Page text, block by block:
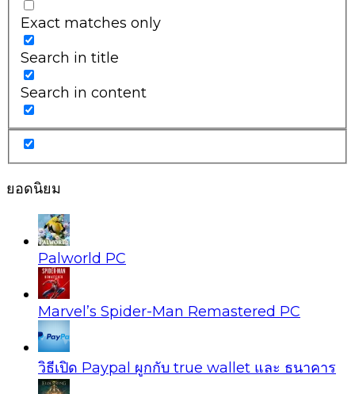
Exact matches only
Search in title
Search in content
ยอดนิยม
Palworld PC
Marvel’s Spider-Man Remastered PC
วิธีเปิด Paypal ผูกกับ true wallet และ ธนาคาร